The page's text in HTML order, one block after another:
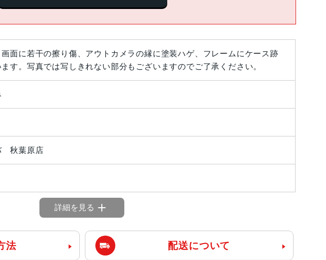
面に若干の擦り傷、アウトカメラの縁に塗装ハゲ、フレームにケース跡
す。写真では写しきれない部分もございますのでご了承ください。
秋葉原店
詳細を見る
法 配送について